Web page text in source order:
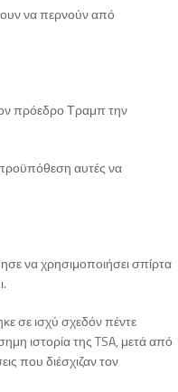
να περνούν από
πρόεδρο Τραμπ την
αυτές να
να χρησιμοποιήσει σπίρτα
σε ισχύ σχεδόν πέντε
ιστορία της TSA, μετά από
που διέσχιζαν τον